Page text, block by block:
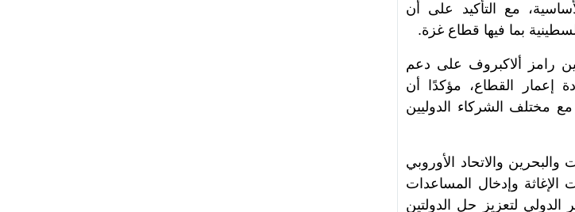
مع التأكيد على أن
بما فيها قطاع غزة.
رامز ألاكبروف على دعم
إعمار القطاع، مؤكدًا أن
مختلف الشركاء الدوليين
والاتحاد الأوروبي
وإدخال المساعدات
الدولي لتعزيز حل الدولتين